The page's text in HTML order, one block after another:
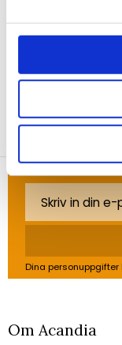
Bli den första
Anmäl dig till
senaste
Dina
Om Acandia